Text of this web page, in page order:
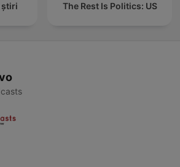
știri The Rest Is Politics: US